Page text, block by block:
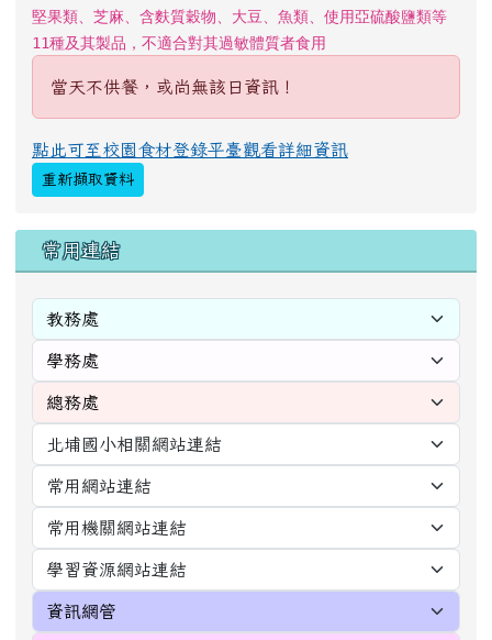
堅果類、芝麻、含麩質穀物、大豆、魚類、使用亞硫酸鹽類等
11種及其製品，不適合對其過敏體質者食用
當天不供餐，或尚無該日資訊！
點此可至校園食材登錄平臺觀看詳細資訊
重新擷取資料
右邊區域內容
常用連結